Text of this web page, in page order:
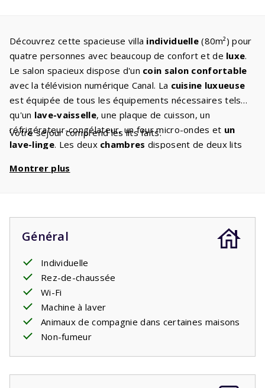
Découvrez cette spacieuse villa individuelle (80m²) pour
quatre personnes avec beaucoup de confort et de luxe.
Le salon spacieux dispose d'un coin salon confortable
avec la télévision numérique Canal. La cuisine luxueuse
est équipée de tous les équipements nécessaires tels
qu'un lave-vaisselle, une plaque de cuisson, un
réfrigérateur-congélateur, un four micro-ondes et un
lave-linge. Les deux chambres disposent de deux lits
de sommeil. La villa dispose de
le salon, vous accédez à la spacieuseterrasse couverte.
Un endroit ombragé en été et en même temps l'endroit
où vous pourrez profiter des soirées françaises jusqu'à
tard dans la nuit. Un verre de vin et un morceau de viande
sur le
barbecue fixecomplètent la vie des vacances.
Votre séjour comprend les lits faits.
Montrer plus
Général
Individuelle
Rez-de-chaussée
Wi-Fi
Machine à laver
Animaux de compagnie dans certaines maisons
Non-fumeur